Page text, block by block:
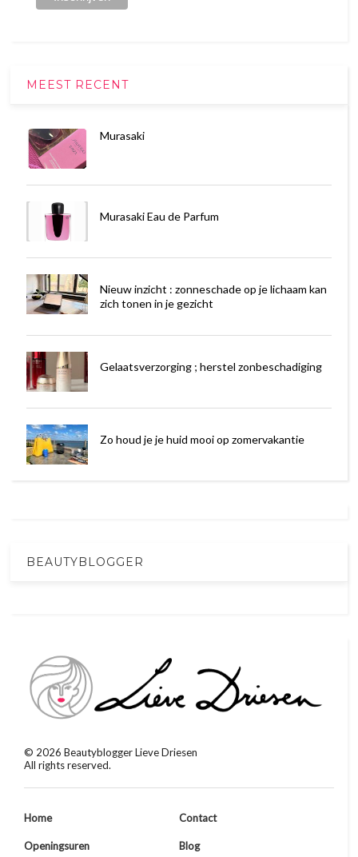
MEEST RECENT
Murasaki
Murasaki Eau de Parfum
Nieuw inzicht : zonneschade op je lichaam kan
zich tonen in je gezicht
Gelaatsverzorging ; herstel zonbeschadiging
Zo houd je je huid mooi op zomervakantie
BEAUTYBLOGGER
© 2026 Beautyblogger Lieve Driesen
All rights reserved.
Home Contact
Openingsuren Blog